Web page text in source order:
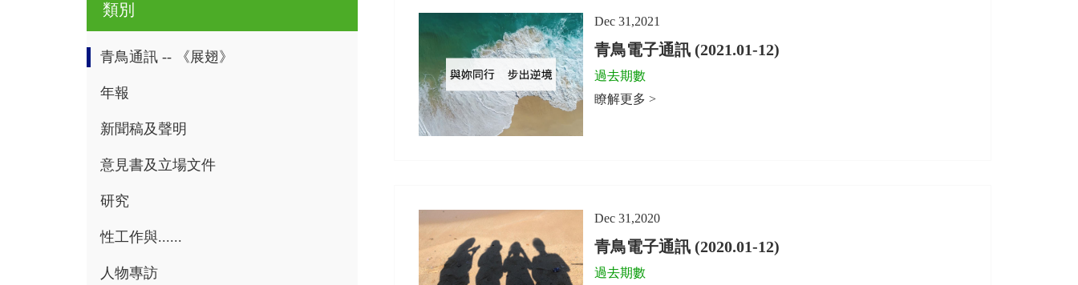
類別
青鳥通訊 -- 《展翅》
年報
新聞稿及聲明
意見書及立場文件
研究
性工作與......
人物專訪
Dec 31,2021
青鳥電子通訊 (2021.01-12)
過去期數
瞭解更多 >
Dec 31,2020
青鳥電子通訊 (2020.01-12)
過去期數